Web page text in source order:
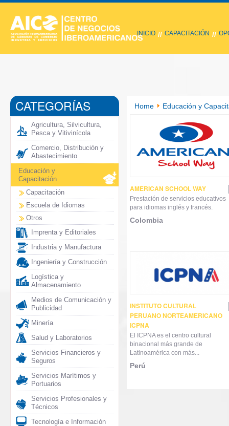
INICIO // CAPACITACIÓN //
CATEGORÍAS
Agricultura, Silvicultura,
Pesca y Vitivinícola
Comercio, Distribución y
Abastecimiento
Educación y
Capacitación
Capacitación
Escuela de Idiomas
Otros
Imprenta y Editoriales
Industria y Manufactura
Ingeniería y Construcción
Logística y
Almacenamiento
Medios de Comunicación y
Publicidad
Minería
Salud y Laboratorios
Servicios Financieros y
Seguros
Servicios Marítimos y
Portuarios
Servicios Profesionales y
Técnicos
Tecnología e Información
Home Educación y
AMERICAN SCHOOL WAY
Prestación de servicios educativos
para idiomas inglés y francés.
Colombia
INSTITUTO CULTURAL
PERUANO NORTEAMERICANO
ICPNA
El ICPNA es el centro cultural
binacional más grande de
Latinoamérica con más...
Perú